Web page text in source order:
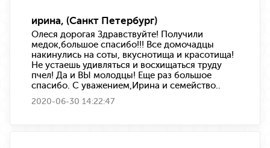
ирина, (Санкт Петербург)
Олеся дорогая Здравствуйте! Получили
медок,большое спасибо!!! Все домочадцы
накинулись на соты, вкуснотища и красотища!
Не устаешь удивляться и восхищаться труду
пчел! Да и ВЫ молодцы! Еще раз большое
спасибо. С уважением,Ирина и семейство..
2020-06-30 14:22:47